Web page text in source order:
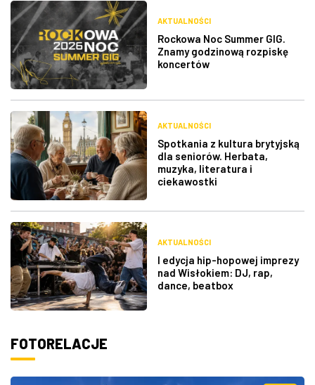
AKTUALNOŚCI
Rockowa Noc Summer GIG.
Znamy godzinową rozpiskę
koncertów
AKTUALNOŚCI
Spotkania z kultura brytyjską
dla seniorów. Herbata,
muzyka, literatura i
ciekawostki
AKTUALNOŚCI
I edycja hip-hopowej imprezy
nad Wisłokiem: DJ, rap,
dance, beatbox
FOTORELACJE